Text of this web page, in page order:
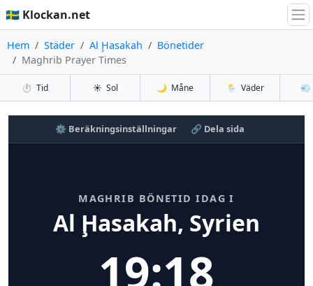
🇸🇪 Klockan.net
Hem Städer Al Ḩasakah
Bönetider
Maghrib Prayer Times
⏱️ Tid ☀️ Sol 🌙 Måne 🌦️ Väder 💨
⚙️ Beräkningsinställningar 🔗 Dela sida
MAGHRIB BÖNETID IDAG I
Al Ḩasakah, Syrien
19:18